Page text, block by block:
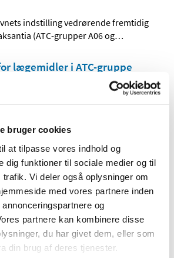
bruger cookies
at tilpasse vores indhold og
dig funktioner til sociale medier og til
Vi deler også oplysninger om
med vores partnere inden
og
partnere kan kombinere disse
du har givet dem, eller som
din brug af deres tjenester.
indstilling vedrørende fremtidig
(ATC-grupper A06 og…
lægemidler i ATC-gruppe
ekskl. diætmidler:
ekskl. diætmidler…